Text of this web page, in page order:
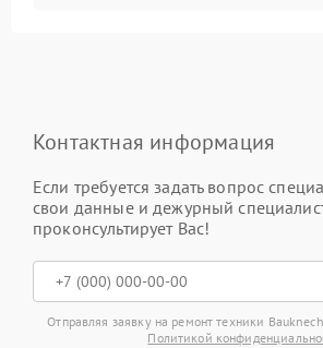
Контактная информация
Если требуется задать вопрос
свои данные и дежурный
проконсультирует Вас!
Отправляя заявку на ремонт техники
Политикой